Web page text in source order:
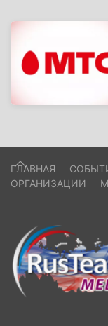
ГЛАВНАЯ
ОРГАНИЗАЦИИ